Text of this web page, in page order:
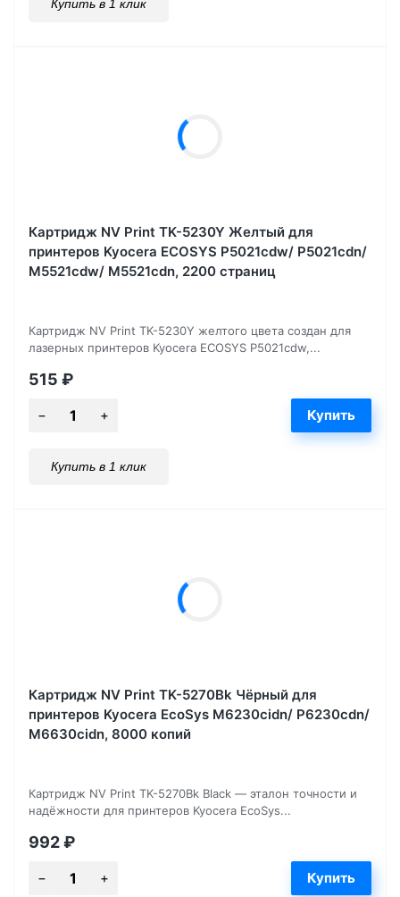
Купить в 1 клик
Картридж NV Print TK-5230Y Желтый для
принтеров Kyocera ECOSYS P5021cdw/ P5021cdn/
M5521cdw/ M5521cdn, 2200 страниц
Картридж NV Print TK-5230Y желтого цвета создан для
лазерных принтеров Kyocera ECOSYS P5021cdw,...
515 ₽
Купить в 1 клик
Картридж NV Print TK-5270Bk Чёрный для
принтеров Kyocera EcoSys M6230cidn/ P6230cdn/
M6630cidn, 8000 копий
Картридж NV Print TK-5270Bk Black — эталон точности и
надёжности для принтеров Kyocera EcoSys...
992₽